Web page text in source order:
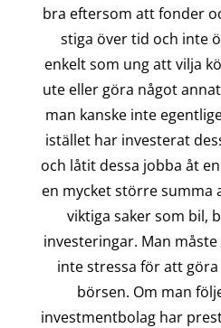
bra eftersom att fonder
stiga över tid och inte
enkelt som ung att vilja
ute eller göra något
man kanske inte
istället har investerat
och låtit dessa jobba åt
en mycket större summa
viktiga saker som bil,
investeringar. Man
inte stressa för att
börsen. Om man
investmentbolag har